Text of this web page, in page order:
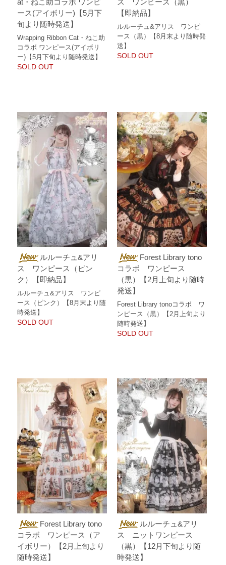
at・ねこ助コラボ ワンピ
ース(アイボリー)【5月下
旬より随時発送】
Wrapping Ribbon Cat・ねこ助
コラボ ワンピース(アイボリ
ー)【5月下旬より随時発送】
SOLD OUT
ス ワンピース（黒）
【即納品】
ルルーチュ&アリス ワンピ
ース（黒）【8月末より随時発
送】
SOLD OUT
ルルーチュ&アリ
ス ワンピース（ピン
ク）【即納品】
ルルーチュ&アリス ワンピ
ース（ピンク）【8月末より随
時発送】
SOLD OUT
Forest Library tono
コラボ ワンピース
（黒）【2月上旬より随時
発送】
Forest Library tonoコラボ ワ
ンピース（黒）【2月上旬より
随時発送】
SOLD OUT
Forest Library tono
コラボ ワンピース（ア
イボリー）【2月上旬より
随時発送】
ルルーチュ&アリ
ス ニットワンピース
（黒）【12月下旬より随
時発送】